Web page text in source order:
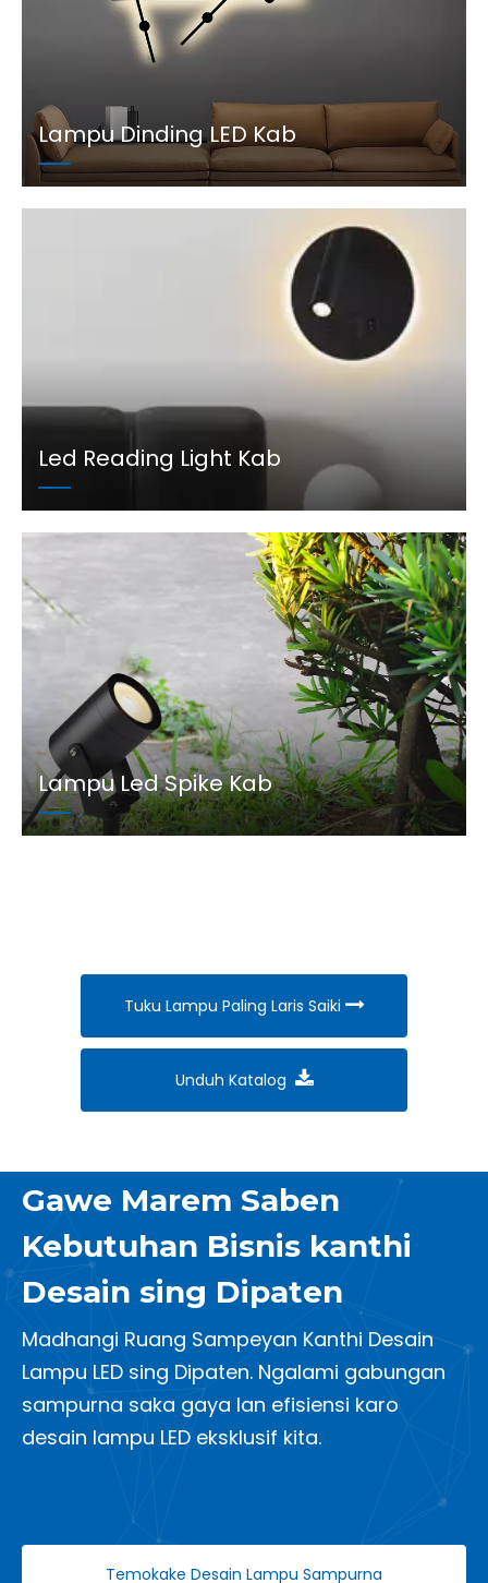
Lampu Dinding LED Kab
Led Reading Light Kab
Lampu Led Spike Kab
Tuku Lampu Paling Laris Saiki
Unduh Katalog
Gawe Marem Saben
Kebutuhan Bisnis kanthi
Desain sing Dipaten
Madhangi Ruang Sampeyan Kanthi Desain
Lampu LED sing Dipaten. Ngalami gabungan
sampurna saka gaya lan efisiensi karo
desain lampu LED eksklusif kita.
Temokake Desain Lampu Sampurna